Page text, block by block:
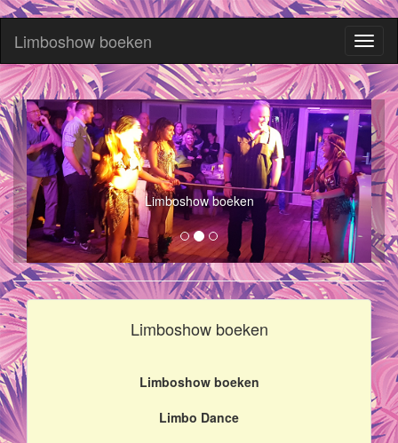
Limboshow boeken
Limboshow boeken
Limboshow boeken
Limboshow boeken
Limbo Dance